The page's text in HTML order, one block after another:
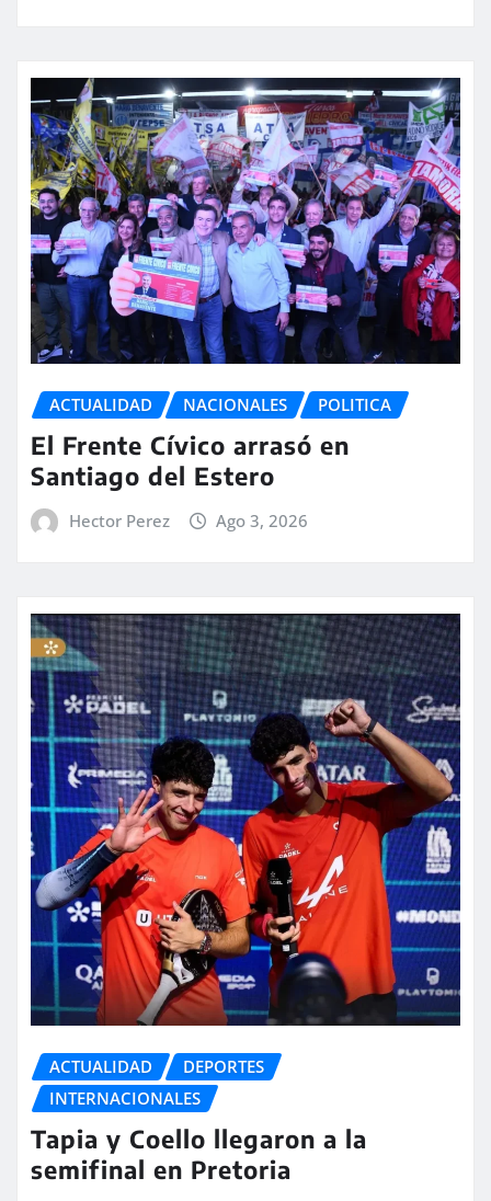
ACTUALIDAD NACIONALES POLITICA
El Frente Cívico arrasó en
Santiago del Estero
Hector Perez Ago 3, 2026
ACTUALIDAD
DEPORTES
INTERNACIONALES
Tapia y Coello llegaron a la
semifinal en Pretoria